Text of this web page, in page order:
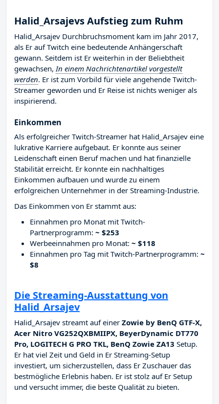
Halid_Arsajevs Aufstieg zum Ruhm
Halid_Arsajev Durchbruchsmoment kam im Jahr 2017,
als Er auf Twitch eine bedeutende Anhängerschaft
gewann. Seitdem ist Er weiterhin in der Beliebtheit
gewachsen,In einem Nachrichtenartikel vorgestellt
werden. Er ist zum Vorbild für viele angehende Twitch-
Streamer geworden und Er Reise ist nichts weniger als
inspirierend.
Einkommen
Als erfolgreicher Twitch-Streamer hat Halid_Arsajev eine
lukrative Karriere aufgebaut. Er konnte aus seiner
Leidenschaft einen Beruf machen und hat finanzielle
Stabilität erreicht. Er konnte ein nachhaltiges
Einkommen aufbauen und wurde zu einem
erfolgreichen Unternehmer in der Streaming-Industrie.
Das Einkommen von Er stammt aus:
Einnahmen pro Monat mit Twitch-
Partnerprogramm: ~ $253
Werbeeinnahmen pro Monat: ~ $118
Einnahmen pro Tag mit Twitch-Partnerprogramm: ~
$8
Die Streaming-Ausstattung von
Halid_Arsajev
Halid_Arsajev streamt auf einer Zowie by BenQ GTF-X,
Acer Nitro VG252QXBMIIPX, BeyerDynamic DT770
Pro, LOGITECH G PRO TKL, BenQ Zowie ZA13 Setup.
Er hat viel Zeit und Geld in Er Streaming-Setup
investiert, um sicherzustellen, dass Er Zuschauer das
bestmögliche Erlebnis haben. Er ist stolz auf Er Setup
und versucht immer, die beste Qualität zu bieten.